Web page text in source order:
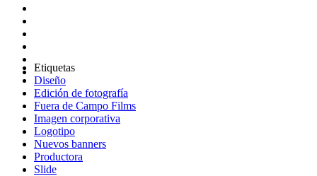
Etiquetas
Diseño
Edición de fotografía
Fuera de Campo Films
Imagen corporativa
Logotipo
Nuevos banners
Productora
Slide